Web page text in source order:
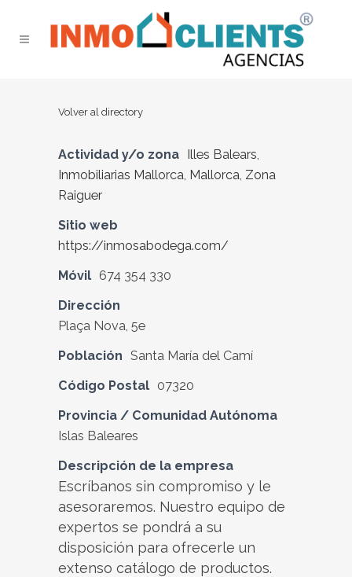
Volver al directory
Actividad y/o zona Illes Balears,
Inmobiliarias Mallorca, Mallorca, Zona
Raiguer
Sitio web
https://inmosabodega.com/
Móvil 674 354 330
Dirección
Plaça Nova, 5e
Población Santa María del Camí
Código Postal 07320
Provincia / Comunidad Autónoma
Islas Baleares
Descripción de la empresa
Escríbanos sin compromiso y le
asesoraremos. Nuestro equipo de
expertos se pondrá a su
disposición para ofrecerle un
extenso catálogo de productos.